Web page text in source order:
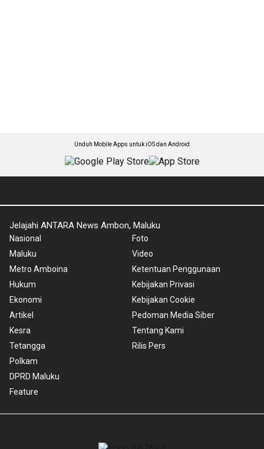
Unduh Mobile Apps untuk iOS dan Android
Jelajahi ANTARA News Ambon, Maluku
Nasional
Maluku
Metro Amboina
Hukum
Ekonomi
Artikel
Kesra
Tetangga
Polkam
DPRD Maluku
Feature
Foto
Video
Ketentuan Penggunaan
Kebijakan Privasi
Kebijakan Cookie
Pedoman Media Siber
Tentang Kami
Rilis Pers